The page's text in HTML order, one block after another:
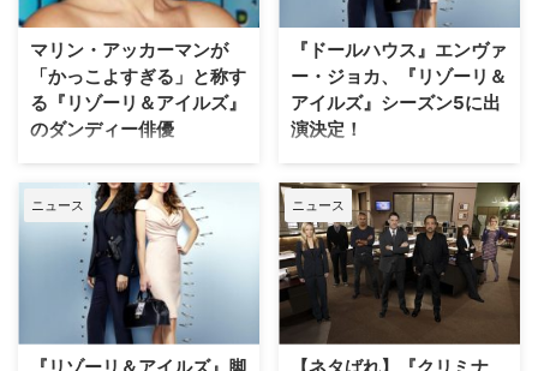
として、WOWOWとワーナーTV
ている「ド…
ゼルスを旅する企画が、いよいよ
本日出発の日を迎えた。 【関連
記事】三木眞一郎と田中敦子が語
る！ 『エレメ…
マリン・アッカーマンが
「かっこよすぎる」と称す
る『リゾーリ＆アイルズ』
のダンディー俳優
『ロック・オブ・エイジズ』など
映画やテレビで活躍するマリン・
アッカーマンの新しいロマンスが
発覚した。米Peopleほか、各メ
ディアが報じている。 【関連動
画】求む！ 凶悪な男 『リゾー
リ＆アイルズ』リリースＣＭ到
着！ 昨年11月、イタリア人ミュ
『ドールハウス』エンヴァ
ー・ジョカ、『リゾーリ＆
アイルズ』シーズン5に出
演決定！
6月から米TNTでスタートする予
定の『リゾーリ＆アイルズ』シー
ズン5に、エンヴァー・ジョカが
出演することが明らかになった。
【関連記事】もしもリゾーリとア
イルズ、吹き替える役が逆だった
ら？ 朴路美＆井上喜久子が『リ
ゾーリ＆アイルズ』を語りまく
ニュース
『リゾーリ＆アイルズ』脚
ニュース
【ネタばれ】『クリミナ